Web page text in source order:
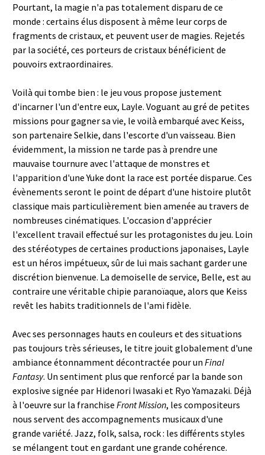
Pourtant, la magie n'a pas totalement disparu de ce
monde : certains élus disposent à même leur corps de
fragments de cristaux, et peuvent user de magies. Rejetés
par la société, ces porteurs de cristaux bénéficient de
pouvoirs extraordinaires.
Voilà qui tombe bien : le jeu vous propose justement
d'incarner l'un d'entre eux, Layle. Voguant au gré de petites
missions pour gagner sa vie, le voilà embarqué avec Keiss,
son partenaire Selkie, dans l'escorte d'un vaisseau. Bien
évidemment, la mission ne tarde pas à prendre une
mauvaise tournure avec l'attaque de monstres et
l'apparition d'une Yuke dont la race est portée disparue. Ces
évènements seront le point de départ d'une histoire plutôt
classique mais particulièrement bien amenée au travers de
nombreuses cinématiques. L'occasion d'apprécier
l'excellent travail effectué sur les protagonistes du jeu. Loin
des stéréotypes de certaines productions japonaises, Layle
est un héros impétueux, sûr de lui mais sachant garder une
discrétion bienvenue. La demoiselle de service, Belle, est au
contraire une véritable chipie paranoïaque, alors que Keiss
revêt les habits traditionnels de l'ami fidèle.
Avec ses personnages hauts en couleurs et des situations
pas toujours très sérieuses, le titre jouit globalement d'une
ambiance étonnamment décontractée pour un Final
Fantasy. Un sentiment plus que renforcé par la bande son
explosive signée par Hidenori Iwasaki et Ryo Yamazaki. Déjà
à l'oeuvre sur la franchise Front Mission, les compositeurs
nous servent des accompagnements musicaux d'une
grande variété. Jazz, folk, salsa, rock : les différents styles
se mélangent tout en gardant une grande cohérence.